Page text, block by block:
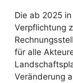
Die ab 2025
Verpflichtung
für alle
Veränderung